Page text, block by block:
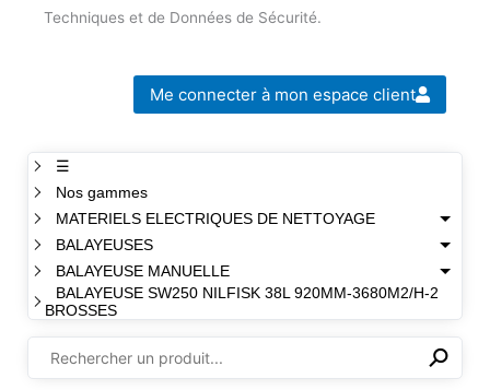
Techniques et de Données de Sécurité.
Me connecter à mon espace client
☰
Nos gammes
MATERIELS ELECTRIQUES DE NETTOYAGE
BALAYEUSES
BALAYEUSE MANUELLE
BALAYEUSE SW250 NILFISK 38L 920MM-3680M2/H-2
BROSSES
⚲